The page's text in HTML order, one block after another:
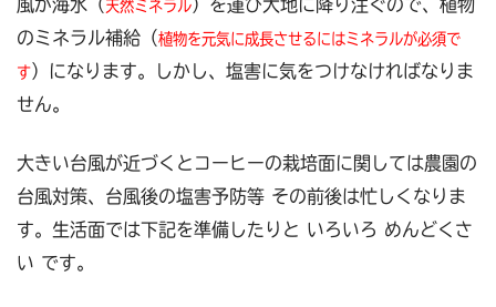
風が海水（天然ミネラル）を運び大地に降り注ぐので、植物
のミネラル補給（植物を元気に成長させるにはミネラルが必須で
す）になります。しかし、塩害に気をつけなければなりま
せん。
大きい台風が近づくとコーヒーの栽培面に関しては農園の
台風対策、台風後の塩害予防等 その前後は忙しくなりま
す。 生活面では下記を準備したりと いろいろ めんどくさ
い です。